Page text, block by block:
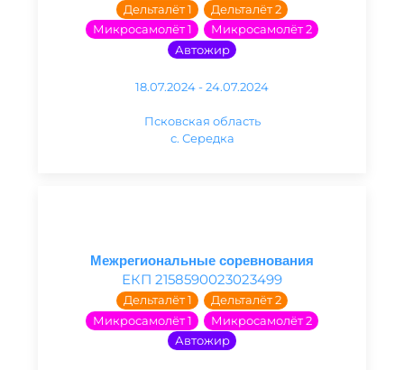
Дельталёт 1
Дельталёт 2
Микросамолёт 1
Микросамолёт 2
Автожир
18.07.2024 - 24.07.2024
Псковская область
с. Середка
Межрегиональные соревнования
ЕКП 2158590023023499
Дельталёт 1
Дельталёт 2
Микросамолёт 1
Микросамолёт 2
Автожир